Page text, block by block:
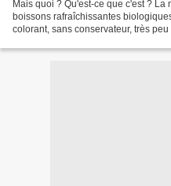
Mais quoi ? Qu'est-ce que c'est ?
boissons rafraîchissantes
colorant, sans conservateur, très